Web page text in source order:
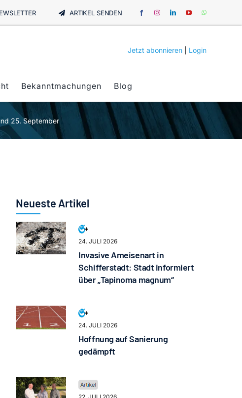
ARTIKEL SENDEN
Jetzt abonnieren Login
Bekanntmachungen Blog
25. September
Neueste Artikel
24. JULI 2026
Invasive Ameisenart in
Schifferstadt: Stadt informiert
über „Tapinoma magnum“
24. JULI 2026
Hoffnung auf Sanierung
gedämpft